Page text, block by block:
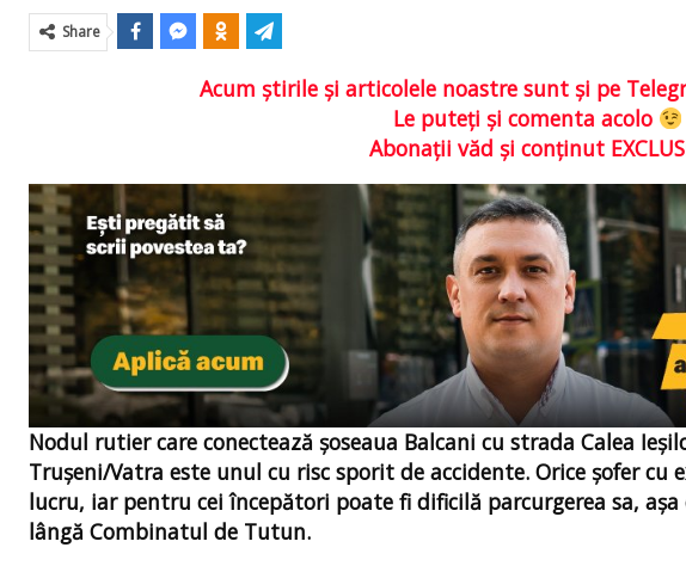
Share
Acum ştirile şi articolele noastre sunt şi pe
Le puteţi şi comenta acolo
Abonaţii văd şi conţinut
Nodul rutier care conectează şoseaua Balcani cu strada Calea
Truşeni/Vatra este unul cu risc sporit de accidente. Orice şofer cu
lucru, iar pentru cei începători poate fi dificilă parcurgerea sa,
lângă Combinatul de Tutun.